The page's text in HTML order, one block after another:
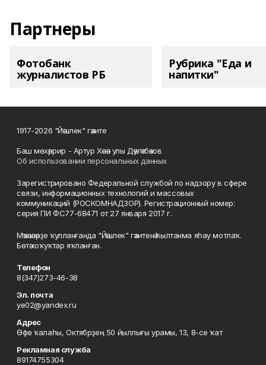
Партнеры
Фотобанк
журналистов РБ
Рубрика "Еда и
напитки"
1917-2026 "Йәшлек" гәзите
Баш мөхәррир - Артур Хәсән улы Дәүләтбәков
Об использовании персональных данных
Зарегистрировано Федеральной службой по надзору в сфере
связи, информационных технологий и массовых
коммуникаций (РОСКОМНАДЗОР). Регистрационный номер:
серия ПИ ФС77-68471 от 27 января 2017 г.
Мәҡәләләрҙе ҡулланғанда "Йәшлек" гәзитенә һылтанма яһау мотлаҡ.
Бөтә хоҡуҡтар яҡланған.
Телефон
8(347)273-46-38
Эл. почта
ye02@yandex.ru
Адрес
Өфө ҡалаһы, Октябрҙең 50 йыллығы урамы, 13, 8-се ҡат
Рекламная служба
89174755304